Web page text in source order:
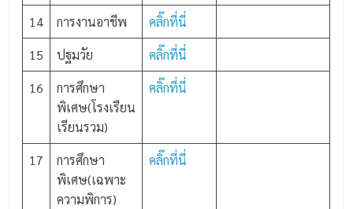
14
การงานอาชีพ
คลิ๊กที่นี่
15
ปฐมวัย
คลิ๊กที่นี่
16
การศึกษา
พิเศษ(โรงเรียน
เรียนรวม)
คลิ๊กที่นี่
17
การศึกษา
พิเศษ(เฉพาะ
ความพิการ)
คลิ๊กที่นี่